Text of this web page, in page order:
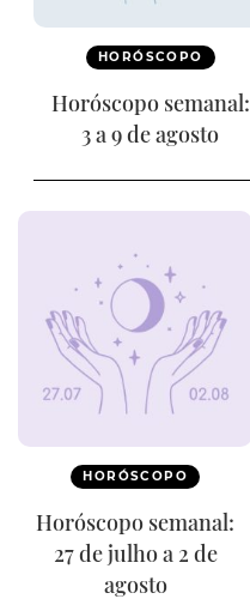
HORÓSCOPO
Horóscopo semanal:
3 a 9 de agosto
HORÓSCOPO
Horóscopo semanal:
27 de julho a 2 de
agosto